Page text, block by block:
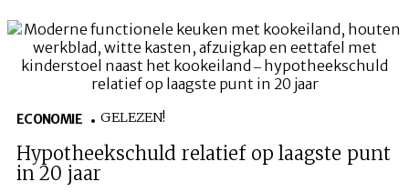
ECONOMIE GELEZEN!
Hypotheekschuld relatief op laagste punt
in 20 jaar